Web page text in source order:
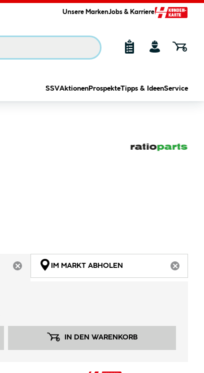
Unsere MarkenJobs & Karriere
SSVAktionen ProspekteTipps & IdeenService
ARTIKEL NICHT VERFÜGBAR
IM MARKT ABHOLEN
IN DEN WARENKORB